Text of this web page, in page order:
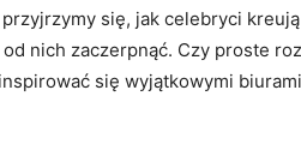
‌się, jak celebryci
nich⁤ zaczerpnąć. Czy proste
się wyjątkowymi